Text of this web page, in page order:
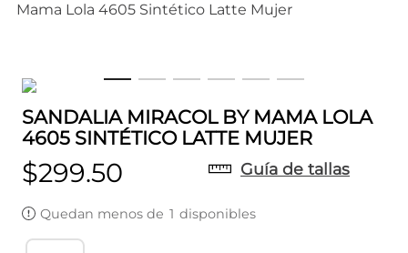
Mama Lola 4605 Sintético Latte Mujer
SANDALIA MIRACOL BY MAMA LOLA
4605 SINTÉTICO LATTE MUJER
$299.50 Guía de tallas
Quedan menos de 1 disponibles